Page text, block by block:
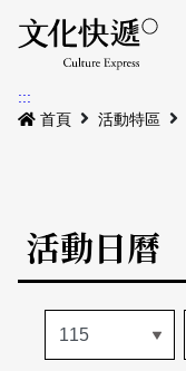
最新公告
本期專題
歷史專題
活動特區
活動列表
關於我們
:::
首頁
活動特區
活動日曆